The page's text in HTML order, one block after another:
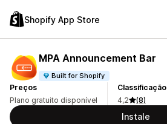
Shopify App Store
MPA Announcement Bar
Built for Shopify
Preços
Plano gratuito disponível
Classificação
4,2
(8)
Instale